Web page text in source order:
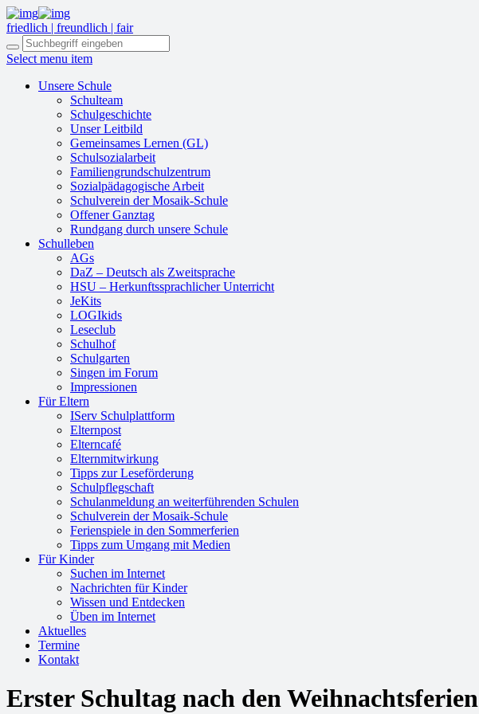
friedlich | freundlich | fair
Select menu item
Unsere Schule
Schulteam
Schulgeschichte
Unser Leitbild
Gemeinsames Lernen (GL)
Schulsozialarbeit
Familiengrundschulzentrum
Sozialpädagogische Arbeit
Schulverein der Mosaik-Schule
Offener Ganztag
Rundgang durch unsere Schule
Schulleben
AGs
DaZ – Deutsch als Zweitsprache
HSU – Herkunftssprachlicher Unterricht
JeKits
LOGIkids
Leseclub
Schulhof
Schulgarten
Singen im Forum
Impressionen
Für Eltern
IServ Schulplattform
Elternpost
Elterncafé
Elternmitwirkung
Tipps zur Leseförderung
Schulpflegschaft
Schulanmeldung an weiterführenden Schulen
Schulverein der Mosaik-Schule
Ferienspiele in den Sommerferien
Tipps zum Umgang mit Medien
Für Kinder
Suchen im Internet
Nachrichten für Kinder
Wissen und Entdecken
Üben im Internet
Aktuelles
Termine
Kontakt
Erster Schultag nach den Weihnachtsferien